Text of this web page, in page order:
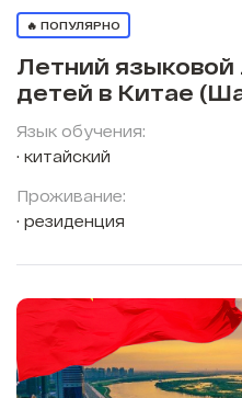
🔥 ПОПУЛЯРНО
Летний языковой
детей в Китае
Язык обучения:
китайский
Проживание:
резиденция